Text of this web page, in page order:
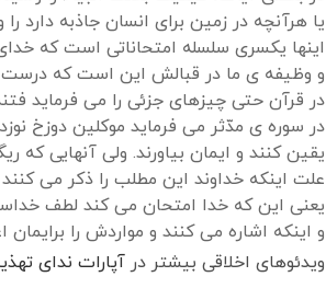
یا هرآنچه در زمین برای انسان جاذبه دارد
اینها یکسری سلسله امتحاناتی است که
و وظیفه ی ما در قبالش این است که
در قرآن حتی چیزهای جزئی را می فرماید
در سوره ی مدّثر می فرماید موکلین دوزخ
یقین کنند و ایمان بیاورند. ولی آنهایی که
علت اینکه خداوند این مطلب را ذکر می
یعنی این که خدا امتحان می کند لطف
و اینکه اشاره می کنند و مواردش را
ویدئوهای اخلاقی بیشتر در آپارات ندای